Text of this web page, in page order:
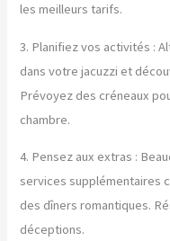
les meilleurs tarifs.
3. Planifiez vos activités :
dans votre jacuzzi et
Prévoyez des créneaux
chambre.
4. Pensez aux extras :
services supplémentaires
des dîners romantiques.
déceptions.